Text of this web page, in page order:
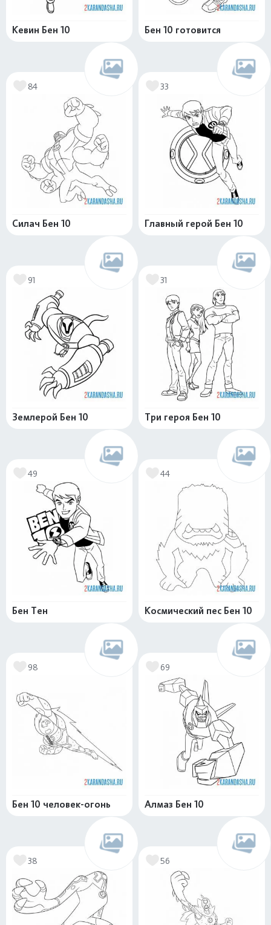
Кевин Бен 10 Бен 10 готовится
84
Силач Бен 10
33
Главный герой Бен 10
91
Землерой Бен 10
31
Три героя Бен 10
49
Бен Тен
44
Космический пес Бен 10
98
Бен 10 человек-огонь
69
Алмаз Бен 10
38 56